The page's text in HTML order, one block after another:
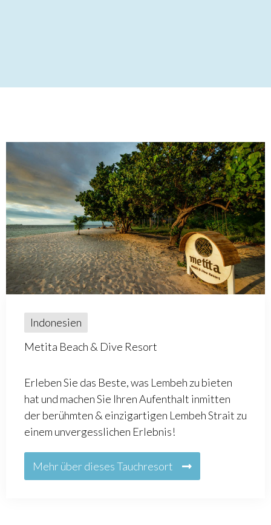
Indonesien
Metita Beach & Dive Resort
Erleben Sie das Beste, was Lembeh zu bieten
hat und machen Sie Ihren Aufenthalt inmitten
der berühmten & einzigartigen Lembeh Strait zu
einem unvergesslichen Erlebnis!
Mehr über dieses Tauchresort